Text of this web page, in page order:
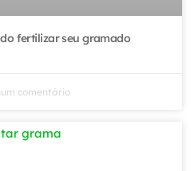
fertilizar seu gramado
comentário